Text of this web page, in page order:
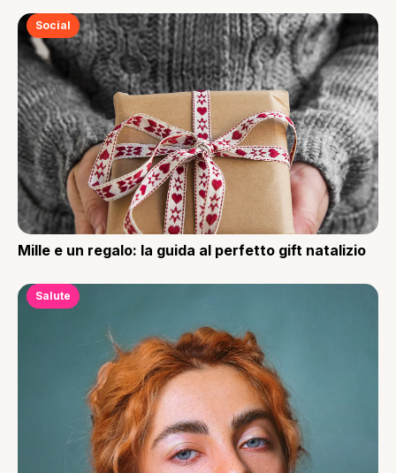
Social
Mille e un regalo: la guida al perfetto gift natalizio
Salute